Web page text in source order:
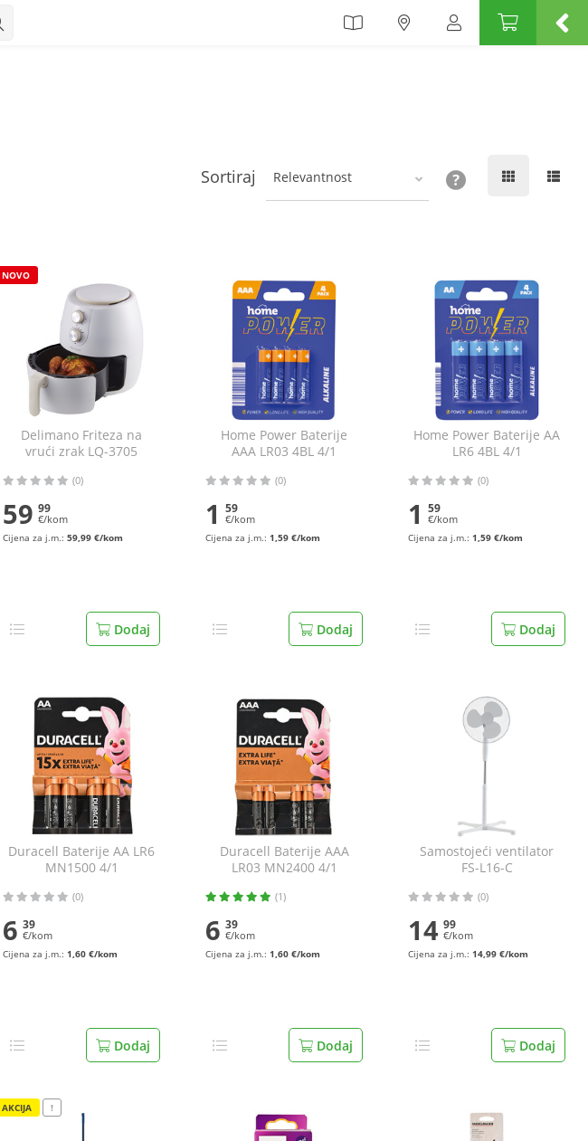
Sortiraj Relevantnost
NOVO
Delimano Friteza na
vrući zrak LQ-3705
(0)
59 99
€/kom
Cijena za j.m.: 59,99 €/kom
Dodaj
Home Power Baterije
AAA LR03 4BL 4/1
(0)
1 59
€/kom
Cijena za j.m.: 1,59 €/kom
Dodaj
Home Power Baterije AA
LR6 4BL 4/1
(0)
1 59
€/kom
Cijena za j.m.: 1,59 €/kom
Dodaj
Duracell Baterije AA LR6
MN1500 4/1
(0)
6 39
€/kom
Cijena za j.m.: 1,60 €/kom
Dodaj
Duracell Baterije AAA
LR03 MN2400 4/1
(1)
6 39
€/kom
Cijena za j.m.: 1,60 €/kom
Dodaj
Samostojeći ventilator
FS-L16-C
(0)
14 99
€/kom
Cijena za j.m.: 14,99 €/kom
Dodaj
AKCIJA !